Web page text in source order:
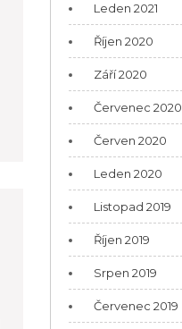
Leden 2021
Říjen 2020
Září 2020
Červenec 2020
Červen 2020
Leden 2020
Listopad 2019
Říjen 2019
Srpen 2019
Červenec 2019